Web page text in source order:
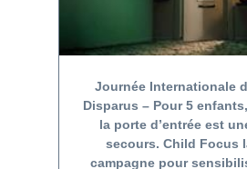
Journée Internationale
Disparus – Pour 5
la porte d’entrée est
secours. Child Focus
campagne pour